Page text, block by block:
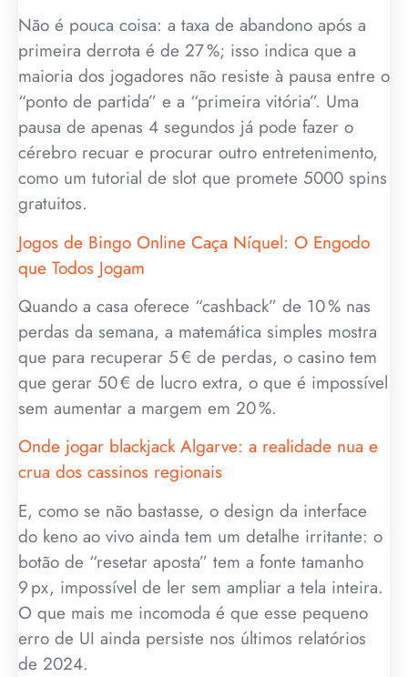
Não é pouca coisa: a taxa de abandono após a
primeira derrota é de 27 %; isso indica que a
maioria dos jogadores não resiste à pausa entre o
“ponto de partida” e a “primeira vitória”. Uma
pausa de apenas 4 segundos já pode fazer o
cérebro recuar e procurar outro entretenimento,
como um tutorial de slot que promete 5000 spins
gratuitos.
Jogos de Bingo Online Caça Níquel: O Engodo
que Todos Jogam
Quando a casa oferece “cashback” de 10 % nas
perdas da semana, a matemática simples mostra
que para recuperar 5 € de perdas, o casino tem
que gerar 50 € de lucro extra, o que é impossível
sem aumentar a margem em 20 %.
Onde jogar blackjack Algarve: a realidade nua e
crua dos cassinos regionais
E, como se não bastasse, o design da interface
do keno ao vivo ainda tem um detalhe irritante: o
botão de “resetar aposta” tem a fonte tamanho
9 px, impossível de ler sem ampliar a tela inteira.
O que mais me incomoda é que esse pequeno
erro de UI ainda persiste nos últimos relatórios
de 2024.